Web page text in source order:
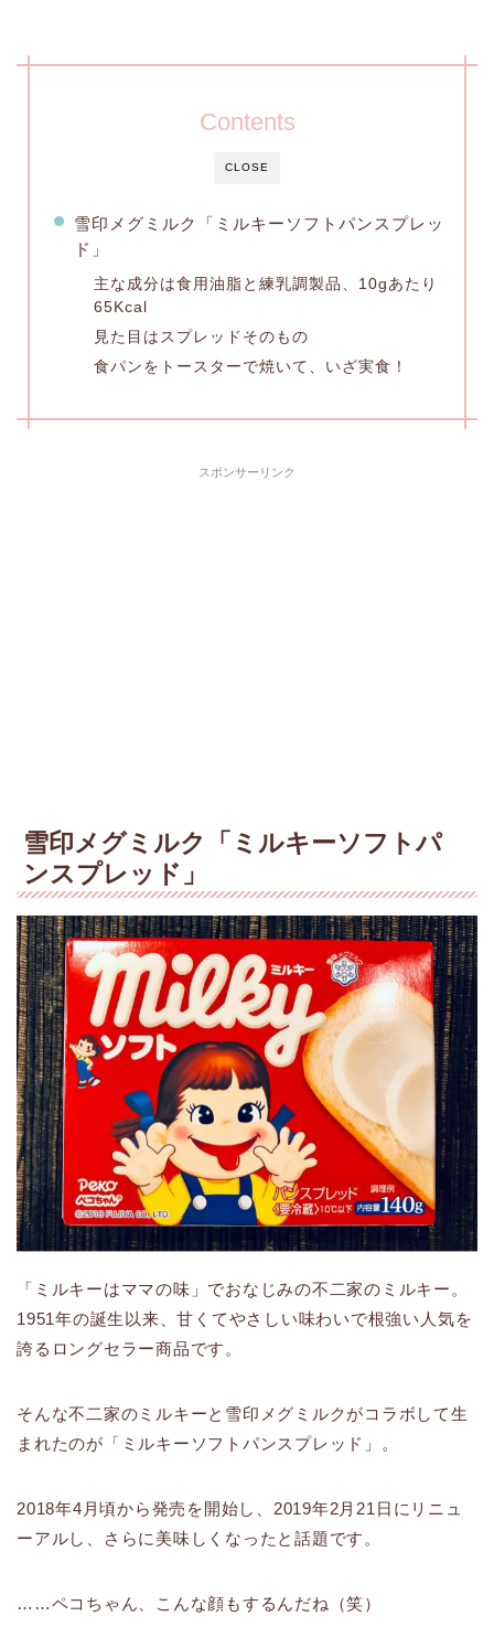
CLOSE
Contents
雪印メグミルク「ミルキーソフトパンスプレッ
ド」
主な成分は食用油脂と練乳調製品、10gあたり
65Kcal
見た目はスプレッドそのもの
食パンをトースターで焼いて、いざ実食！
スポンサーリンク
雪印メグミルク「ミルキーソフトパ
ンスプレッド」
「ミルキーはママの味」でおなじみの不二家のミルキー。
1951年の誕生以来、甘くてやさしい味わいで根強い人気を
誇るロングセラー商品です。
そんな不二家のミルキーと雪印メグミルクがコラボして生
まれたのが「ミルキーソフトパンスプレッド」。
2018年4月頃から発売を開始し、2019年2月21日にリニュ
ーアルし、さらに美味しくなったと話題です。
……ペコちゃん、こんな顔もするんだね（笑）